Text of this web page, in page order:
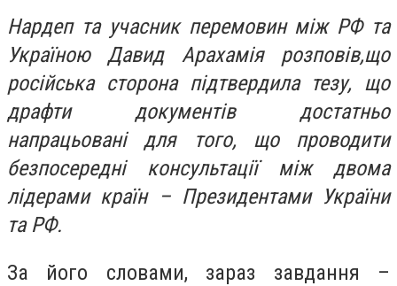
Нардеп та учасник перемовин між РФ та
Україною Давид Арахамія розповів,що
російська сторона підтвердила тезу, що
драфти документів достатньо
напрацьовані для того, що проводити
безпосередні консультації між двома
лідерами країн – Президентами України
та РФ.
За його словами, зараз завдання –